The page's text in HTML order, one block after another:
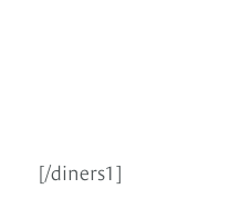
[/diners1]